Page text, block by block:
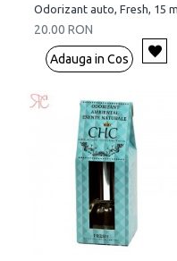
Odorizant auto, Fresh, 15
20.00 RON
Adauga in Cos